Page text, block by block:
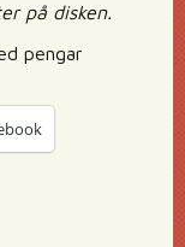
på disken.
pengar